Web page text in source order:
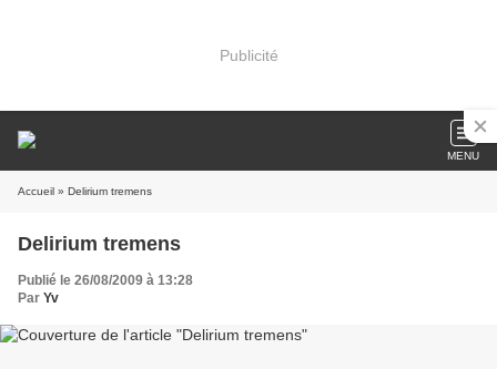
Publicité
MENU
Accueil » Delirium tremens
Delirium tremens
Publié le 26/08/2009 à 13:28
Par Yv